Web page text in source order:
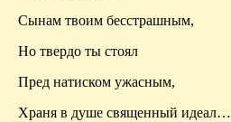
Сынам твоим бесстрашным,
Но твердо ты стоял
Пред натиском ужасным,
Храня в душе священный идеал…